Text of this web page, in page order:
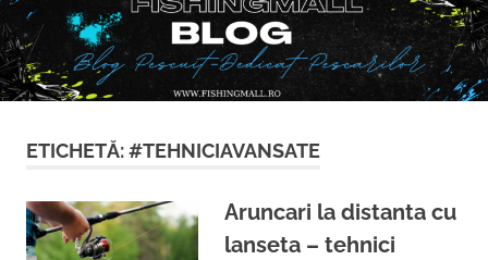
intr-
un
singur
loc
!
ETICHETĂ:#TEHNICIAVANSATE
Aruncari la distanta cu
lanseta – tehnici